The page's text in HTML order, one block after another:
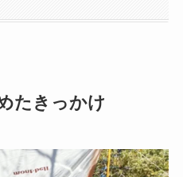
たきっかけ